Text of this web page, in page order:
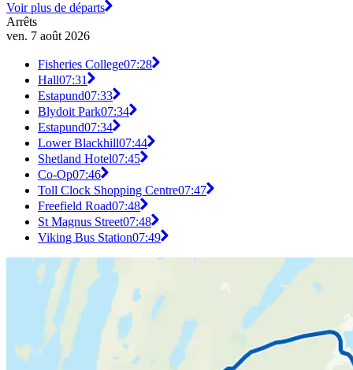
Voir plus de départs
Arrêts
ven. 7 août 2026
Fisheries College07:28
Hall07:31
Estapund07:33
Blydoit Park07:34
Estapund07:34
Lower Blackhill07:44
Shetland Hotel07:45
Co-Op07:46
Toll Clock Shopping Centre07:47
Freefield Road07:48
St Magnus Street07:48
Viking Bus Station07:49